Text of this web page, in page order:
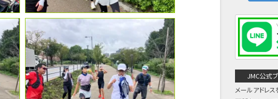
JMC公式
メールアドレ